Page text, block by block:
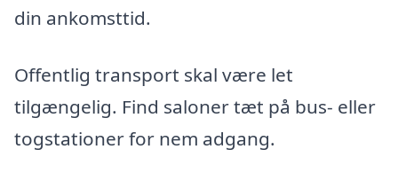
din ankomsttid.
Offentlig transport skal være let
tilgængelig. Find saloner tæt på bus- eller
togstationer for nem adgang.